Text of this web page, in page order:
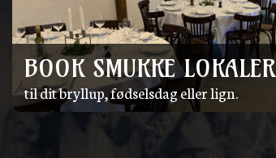
BOOK SMUKKE LOKALER
til dit bryllup, fødselsdag eller lign.